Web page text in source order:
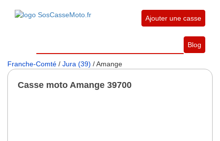
Ajouter une casse
Blog
Franche-Comté / Jura (39) / Amange
Casse moto Amange 39700